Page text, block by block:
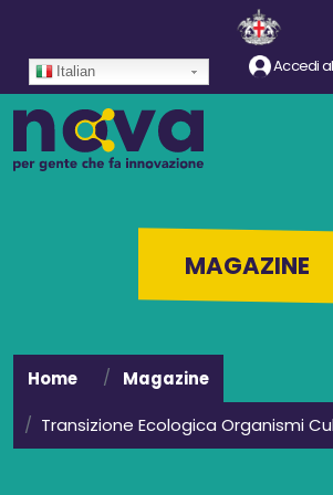
Salta al
Italian Accedi
MAGAZINE
Home
Magazine
Transizione Ecologica Organismi